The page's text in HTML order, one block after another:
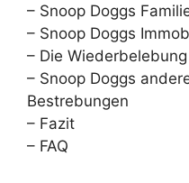
– Snoop Doggs
– Snoop Doggs
– Die
– Snoop Doggs
Bestrebungen
– Fazit
– FAQ